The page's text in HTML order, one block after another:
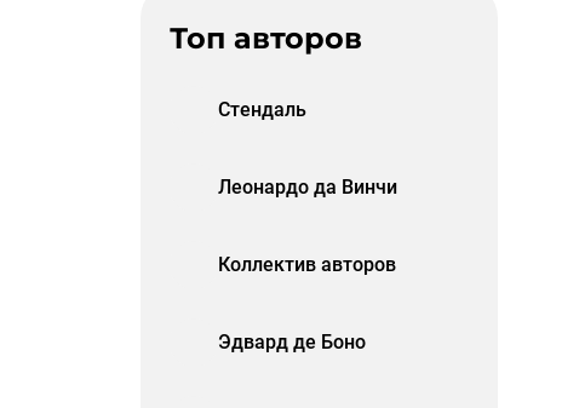
Топ авторов
Стендаль
Леонардо да Винчи
Коллектив авторов
Эдвард де Боно